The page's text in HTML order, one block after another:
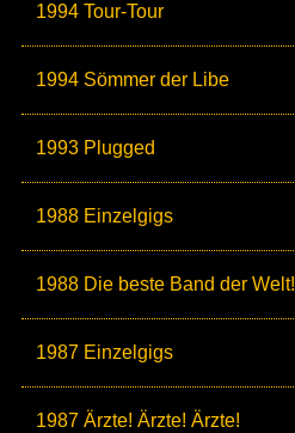
1994 Tour-Tour
1994 Sömmer der Libe
1993 Plugged
1988 Einzelgigs
1988 Die beste Band der Welt!
1987 Einzelgigs
1987 Ärzte! Ärzte! Ärzte!